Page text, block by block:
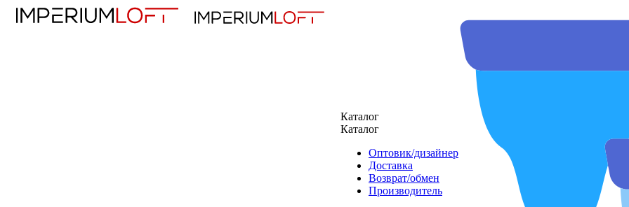
Каталог
Каталог
Оптовик/дизайнер
Доставка
Возврат/обмен
Производитель